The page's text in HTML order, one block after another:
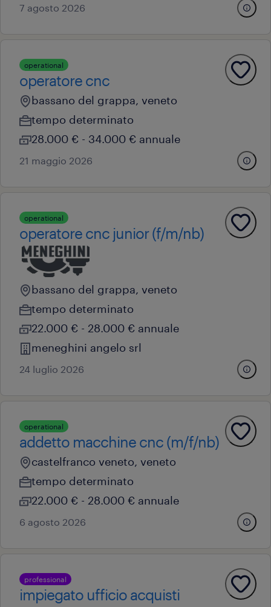
7 agosto 2026
operational
operatore cnc
bassano del grappa, veneto
tempo determinato
28.000 € - 34.000 € annuale
21 maggio 2026
operational
operatore cnc junior (f/m/nb)
bassano del grappa, veneto
tempo determinato
22.000 € - 28.000 € annuale
meneghini angelo srl
24 luglio 2026
operational
addetto macchine cnc (m/f/nb)
castelfranco veneto, veneto
tempo determinato
22.000 € - 28.000 € annuale
6 agosto 2026
professional
impiegato ufficio acquisti